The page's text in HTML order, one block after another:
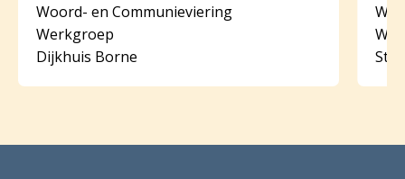
Woord- en Communieviering
Werkgroep
Dijkhuis Borne
St.